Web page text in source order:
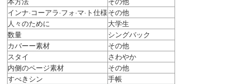
インナ·コーアラ·フォ·マ·ト仕様その他
人々のために
大学生
数量
シングバック
カバーー素材
その他
スタイ
さわやか
内侧のページ素材
その他
すべきシン
手帳